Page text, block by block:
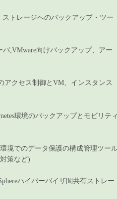
ストレージへのバックアップ・ツー
バ,VMware向けバックアップ、アー
アクセス制御とVM、インスタンス
環境のバックアップとモビリテ
境でのデータ保護の構成管理ツー
策など)
ハイパーバイザ間共有ストレー